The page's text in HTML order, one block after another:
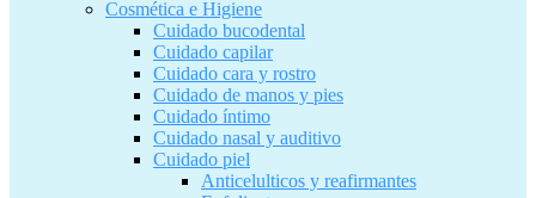
Cosmética e Higiene
Cuidado bucodental
Cuidado capilar
Cuidado cara y rostro
Cuidado de manos y pies
Cuidado íntimo
Cuidado nasal y auditivo
Cuidado piel
Anticelulticos y reafirmantes